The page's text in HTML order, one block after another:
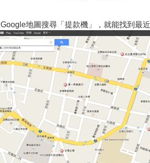
地圖搜尋「提款機」，就能找到最近